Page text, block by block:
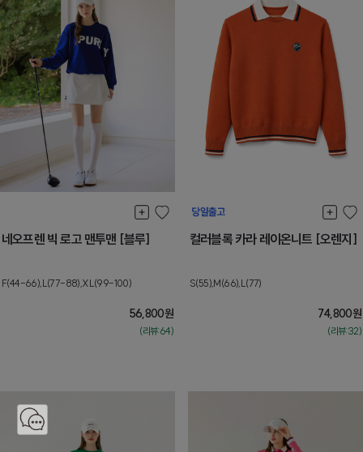
네오프렌 빅 로고 맨투맨 [블루]
F(44-66),L(77-88),XL(99-100)
56,800원
(리뷰:64)
컬러블록 카라 레이온니트 [오렌지]
S(55),M(66),L(77)
74,800원
(리뷰:32)